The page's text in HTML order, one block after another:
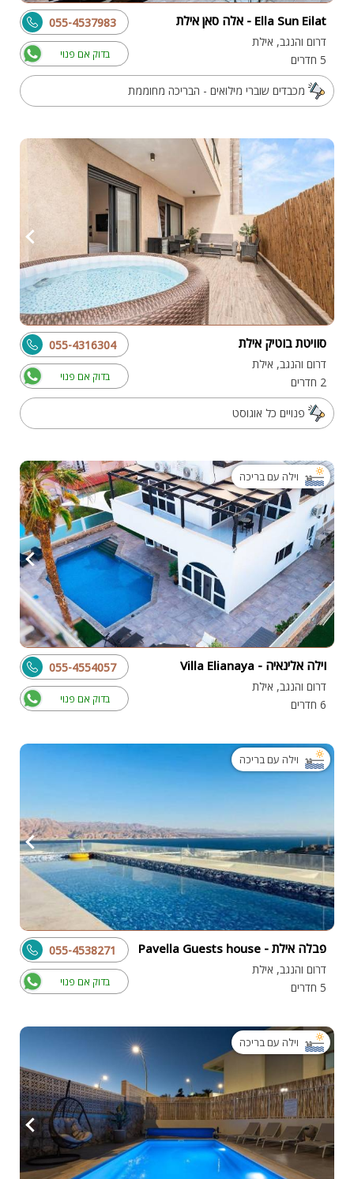
Ella Sun Eilat - אלה סאן אילת
דרום והנגב, אילת
5 חדרים
בדוק אם פנוי
055-4537983
מכבדים שוברי מילואים - הבריכה מחוממת
סוויטת בוטיק אילת
דרום והנגב, אילת
2 חדרים
בדוק אם פנוי
055-4316304
פנויים כל אוגוסט
וילה עם בריכה
וילה אלינאיה - Villa Elianaya
דרום והנגב, אילת
6 חדרים
בדוק אם פנוי
055-4554057
וילה עם בריכה
פבלה אילת - Pavella Guests house
דרום והנגב, אילת
5 חדרים
בדוק אם פנוי
055-4538271
וילה עם בריכה